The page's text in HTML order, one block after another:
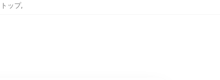
ップ,